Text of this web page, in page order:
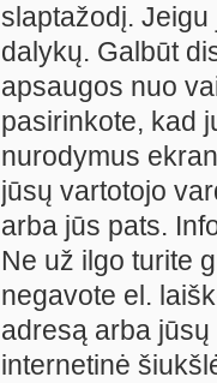
slaptažodį.
dalykų. Galbūt
apsaugos nuo
pasirinkote, kad
nurodymus
jūsų vartotojo
arba jūs pats.
Ne už ilgo turite
negavote el.
adresą arba
internetinė